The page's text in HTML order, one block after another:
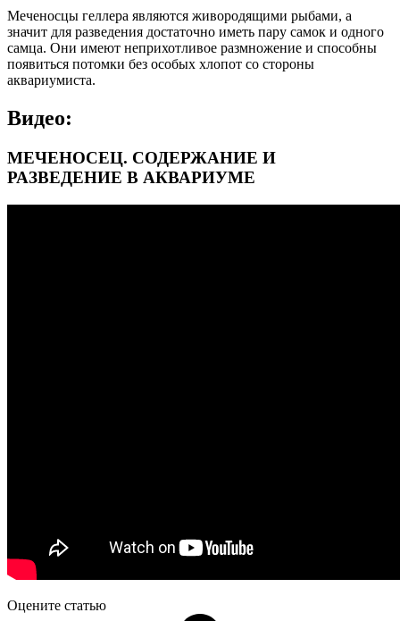
Меченосцы геллера являются живородящими рыбами, а
значит для разведения достаточно иметь пару самок и одного
самца. Они имеют неприхотливое размножение и способны
появиться потомки без особых хлопот со стороны
аквариумиста.
Видео:
МЕЧЕНОСЕЦ. СОДЕРЖАНИЕ И
РАЗВЕДЕНИЕ В АКВАРИУМЕ
Оцените статью